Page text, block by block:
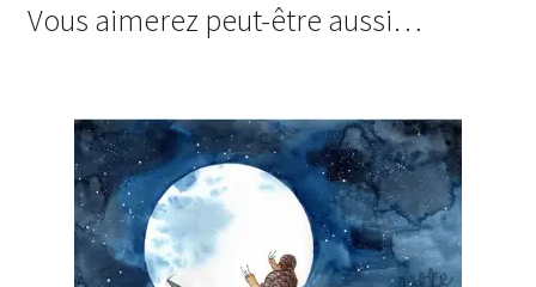
Vous aimerez peut-être aussi…